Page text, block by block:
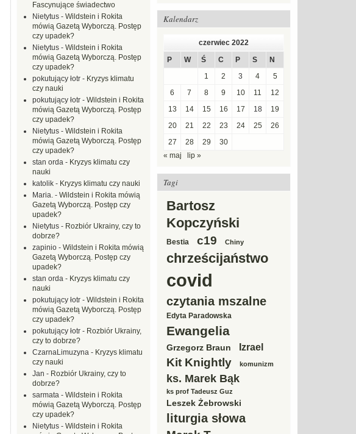
Kalendarz
czerwiec 2022
P
W Ś C P S
N
1
2 3 4
5
6
7 8 9 10 11
12
13
14 15 16 17 18
19
20
21 22 23 24 25
26
27
28 29
30
« maj
lip »
Tagi
Bartosz
Kopczyński
Bestia c19 Chiny
chrześcijaństwo
covid
czytania mszalne
Edyta Paradowska
Ewangelia
Grzegorz Braun Izrael
Kit Knightly komunizm
ks. Marek Bąk
ks prof Tadeusz Guz
Leszek Żebrowski
liturgia słowa
Fascynujące świadectwo
Nietytus - Wildstein i Rokita
mówią Gazetą Wyborczą. Postęp
czy upadek?
Nietytus - Wildstein i Rokita
mówią Gazetą Wyborczą. Postęp
czy upadek?
pokutujący łotr - Kryzys klimatu
czy nauki
pokutujący łotr - Wildstein i Rokita
mówią Gazetą Wyborczą. Postęp
czy upadek?
Nietytus - Wildstein i Rokita
mówią Gazetą Wyborczą. Postęp
czy upadek?
stan orda - Kryzys klimatu czy
nauki
katolik - Kryzys klimatu czy nauki
Maria. - Wildstein i Rokita mówią
Gazetą Wyborczą. Postęp czy
upadek?
Nietytus - Rozbiór Ukrainy, czy to
dobrze?
zapinio - Wildstein i Rokita mówią
Gazetą Wyborczą. Postęp czy
upadek?
stan orda - Kryzys klimatu czy
nauki
pokutujący łotr - Wildstein i Rokita
mówią Gazetą Wyborczą. Postęp
czy upadek?
pokutujący łotr - Rozbiór Ukrainy,
czy to dobrze?
CzarnaLimuzyna - Kryzys klimatu
czy nauki
Jan - Rozbiór Ukrainy, czy to
dobrze?
sarmata - Wildstein i Rokita
mówią Gazetą Wyborczą. Postęp
czy upadek?
Nietytus - Wildstein i Rokita